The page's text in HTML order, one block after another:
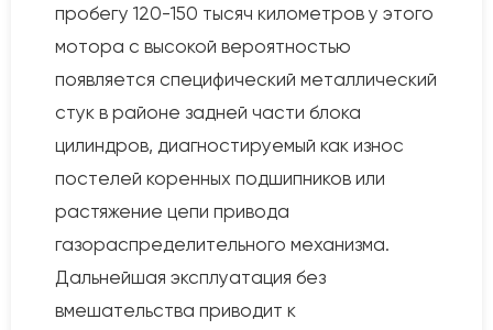
пробегу 120-150 тысяч километров у этого
мотора с высокой вероятностью
появляется специфический металлический
стук в районе задней части блока
цилиндров, диагностируемый как износ
постелей коренных подшипников или
растяжение цепи привода
газораспределительного механизма.
Дальнейшая эксплуатация без
вмешательства приводит к